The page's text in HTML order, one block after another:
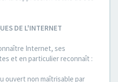
DE L'INTERNET
Internet, ses
et en particulier reconnaît :
ouvert non maîtrisable par